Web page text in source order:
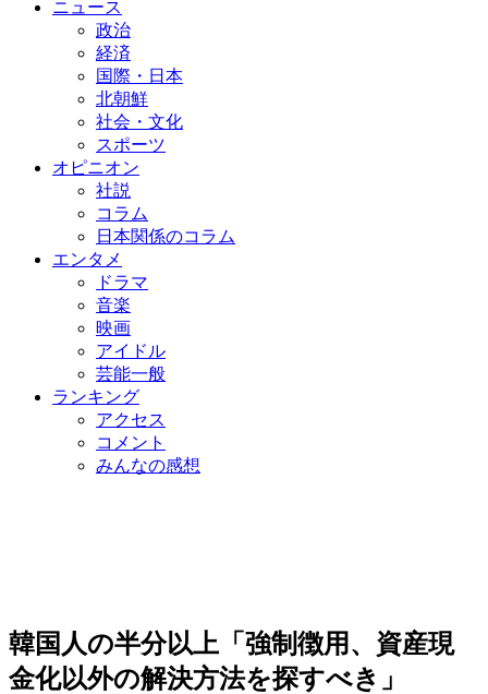
ニュース
政治
経済
国際・日本
北朝鮮
社会・文化
スポーツ
オピニオン
社説
コラム
日本関係のコラム
エンタメ
ドラマ
音楽
映画
アイドル
芸能一般
ランキング
アクセス
コメント
みんなの感想
韓国人の半分以上「強制徴用、資産現
金化以外の解決方法を探すべき」